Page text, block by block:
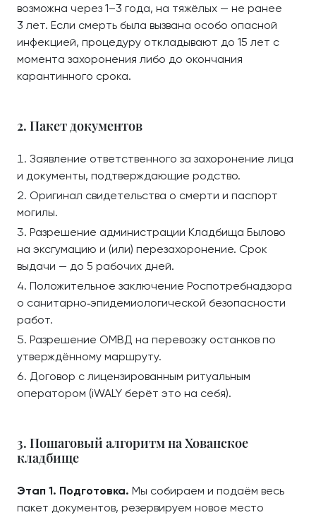
возможна через 1–3 года, на тяжёлых — не ранее
3 лет. Если смерть была вызвана особо опасной
инфекцией, процедуру откладывают до 15 лет с
момента захоронения либо до окончания
карантинного срока.
2. Пакет документов
Заявление ответственного за захоронение лица
и документы, подтверждающие родство.
Оригинал свидетельства о смерти и паспорт
могилы.
Разрешение администрации Кладбища Былово
на эксгумацию и (или) перезахоронение. Срок
выдачи — до 5 рабочих дней.
Положительное заключение Роспотребнадзора
о санитарно‑эпидемиологической безопасности
работ.
Разрешение ОМВД на перевозку останков по
утверждённому маршруту.
Договор с лицензированным ритуальным
оператором (iWALY берёт это на себя).
3. Пошаговый алгоритм на Хованское
кладбище
Этап 1. Подготовка. Мы собираем и подаём весь
пакет документов, резервируем новое место